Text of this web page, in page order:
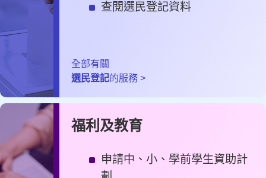
查閱選民登記資料
全部有關
選民登記的服務 >
福利及教育
申請中、小、學前學生資助計